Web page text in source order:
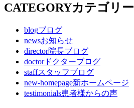
CATEGORYカテゴリー
blogブログ
newsお知らせ
director院長ブログ
doctorドクターブログ
staffスタッフブログ
new-homepage新ホームページ
testimonials患者様からの声